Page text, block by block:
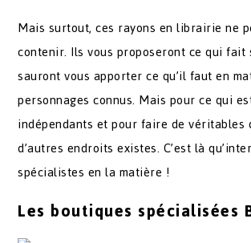
Mais surtout, ces rayons en librairie ne
contenir. Ils vous proposeront ce qui fait
sauront vous apporter ce qu’il faut en
personnages connus. Mais pour ce qui
indépendants et pour faire de véritables
d’autres endroits existes. C’est là
spécialistes en la matière !
Les boutiques spécialisées